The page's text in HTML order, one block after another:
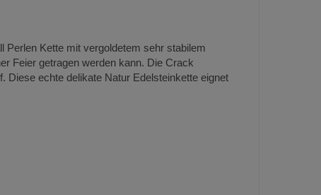
Kette mit vergoldetem sehr stabilem
Feier getragen werden kann. Die Crack
Diese echte delikate Natur Edelsteinkette eignet